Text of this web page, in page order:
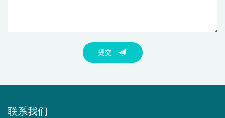
提交
联系我们